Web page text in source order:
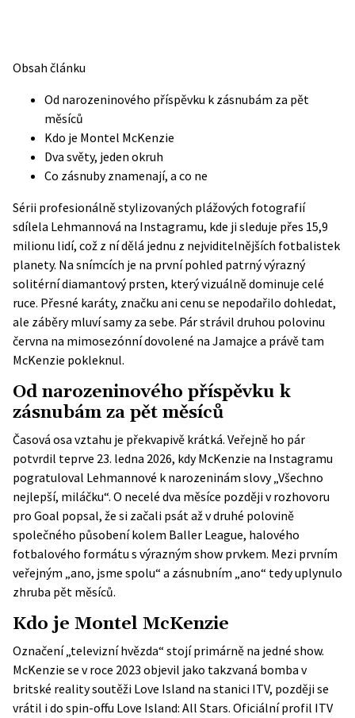
Obsah článku
Od narozeninového příspěvku k zásnubám za pět
měsíců
Kdo je Montel McKenzie
Dva světy, jeden okruh
Co zásnuby znamenají, a co ne
Sérii profesionálně stylizovaných plážových fotografií
sdílela Lehmannová na Instagramu, kde ji sleduje přes 15,9
milionu lidí, což z ní dělá jednu z nejviditelnějších fotbalistek
planety. Na snímcích je na první pohled patrný výrazný
solitérní diamantový prsten, který vizuálně dominuje celé
ruce. Přesné karáty, značku ani cenu se nepodařilo dohledat,
ale záběry mluví samy za sebe. Pár strávil druhou polovinu
června na mimosezónní dovolené na Jamajce a právě tam
McKenzie pokleknul.
Od narozeninového příspěvku k
zásnubám za pět měsíců
Časová osa vztahu je překvapivě krátká. Veřejně ho pár
potvrdil teprve 23. ledna 2026, kdy McKenzie na Instagramu
pogratuloval Lehmannové k narozeninám slovy „Všechno
nejlepší, miláčku“. O necelé dva měsíce později v rozhovoru
pro Goal popsal, že si začali psát až v druhé polovině
společného působení kolem Baller League, halového
fotbalového formátu s výrazným show prvkem. Mezi prvním
veřejným „ano, jsme spolu“ a zásnubním „ano“ tedy uplynulo
zhruba pět měsíců.
Kdo je Montel McKenzie
Označení „televizní hvězda“ stojí primárně na jedné show.
McKenzie se v roce 2023 objevil jako takzvaná bomba v
britské reality soutěži Love Island na stanici ITV, později se
vrátil i do spin-offu Love Island: All Stars. Oficiálníprofil ITV